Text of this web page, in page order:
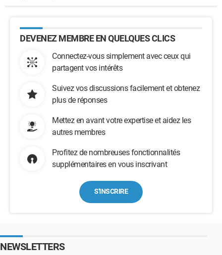
DEVENEZ MEMBRE EN QUELQUES CLICS
Connectez-vous simplement avec ceux qui
partagent vos intérêts
Suivez vos discussions facilement et obtenez
plus de réponses
Mettez en avant votre expertise et aidez les
autres membres
Profitez de nombreuses fonctionnalités
supplémentaires en vous inscrivant
S'INSCRIRE
NEWSLETTERS